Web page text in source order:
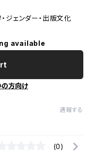
・ジェンダー・出版文化
available
方向け
通報する
(0)